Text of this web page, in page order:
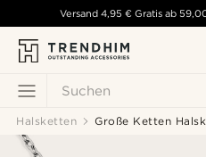
Suchen
Versand 4,95 € Gratis ab
Halsketten Große Ketten